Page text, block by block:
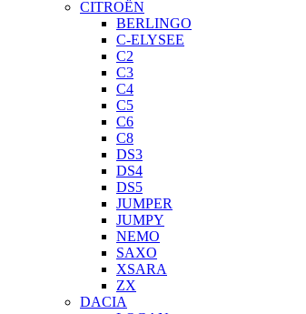
CITROËN
BERLINGO
C-ELYSEE
C2
C3
C4
C5
C6
C8
DS3
DS4
DS5
JUMPER
JUMPY
NEMO
SAXO
XSARA
ZX
DACIA